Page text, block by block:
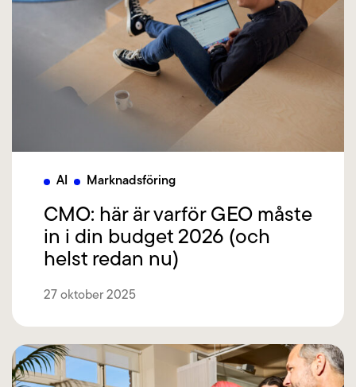
AI Marknadsföring
CMO: här är varför GEO måste
in i din budget 2026 (och
helst redan nu)
27 oktober 2025